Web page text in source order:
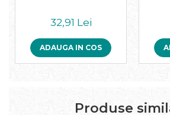
Uleiuri esentiale alimentare bio
32,91 Lei
ADAUGA IN COS
Produse